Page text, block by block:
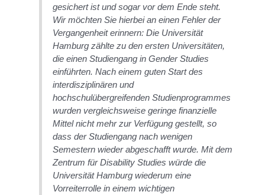
gesichert ist und sogar vor dem Ende steht.
Wir möchten Sie hierbei an einen Fehler der
Vergangenheit erinnern: Die Universität
Hamburg zählte zu den ersten Universitäten,
die einen Studiengang in Gender Studies
einführten. Nach einem guten Start des
interdisziplinären und
hochschulübergreifenden Studienprogrammes
wurden vergleichsweise geringe finanzielle
Mittel nicht mehr zur Verfügung gestellt, so
dass der Studiengang nach wenigen
Semestern wieder abgeschafft wurde. Mit dem
Zentrum für Disability Studies würde die
Universität Hamburg wiederum eine
Vorreiterrolle in einem wichtigen